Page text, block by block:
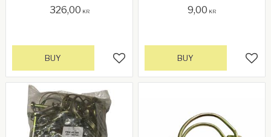
326,00 KR
Add to favorites
BUY
9,00 KR
BUY